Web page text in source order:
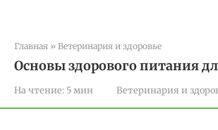
Главная » Ветеринария и здоровье
Основы здорового питания
На чтение: 5 мин Ветеринария и